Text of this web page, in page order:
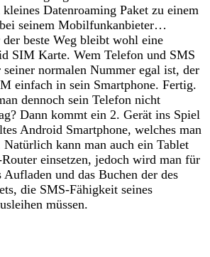
Datenroaming Paket zu einem
bei seinem Mobilfunkanbieter…
beste Weg bleibt wohl eine
SIM Karte. Wem Telefon und SMS
normalen Nummer egal ist, der
einfach in sein Smartphone. Fertig.
dennoch sein Telefon nicht
Dann kommt ein 2. Gerät ins Spiel
Android Smartphone, welches man
kann man auch ein Tablet
einsetzen, jedoch wird man für
und das Buchen der des
die SMS-Fähigkeit seines
müssen.